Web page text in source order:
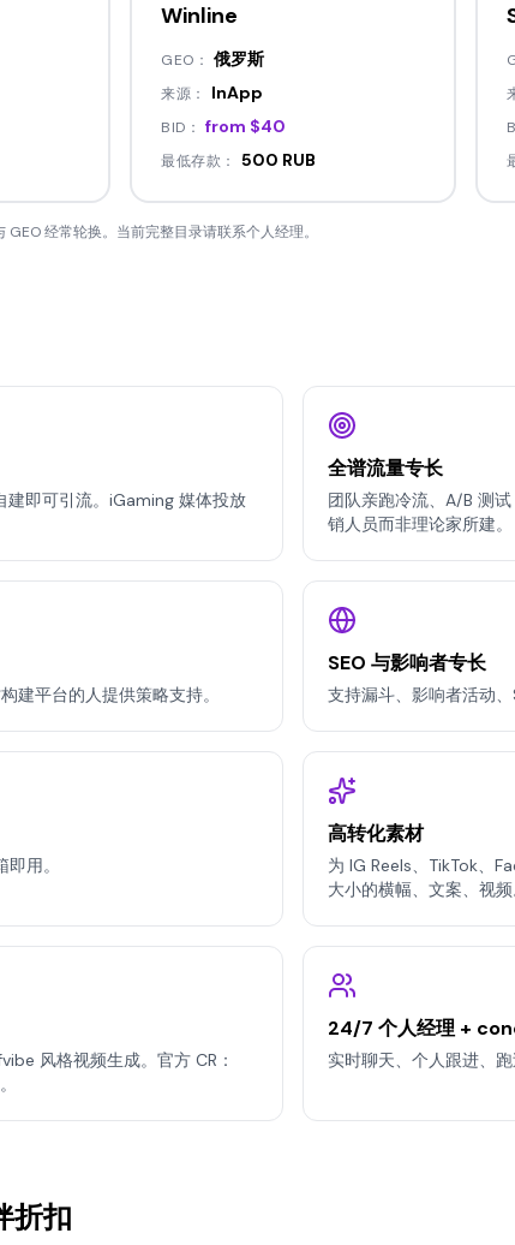
Winline
GEO： 俄罗斯
来源： InApp
BID： from $40
最低存款： 500 RUB
经常轮换。当前完整目录请联系个人经理。
即可引流。iGaming 媒体投放
全谱流量专长
团队亲跑冷流、A/B 测
销人员而非理论家所建。
建平台的人提供策略支持。
SEO 与影响者专长
支持漏斗、影响者活动、
用。
高转化素材
为 IG Reels、TikTok、
大小的横幅、文案、视频
风格视频生成。官方 CR：
24/7 个人经理 +
实时聊天、个人跟进、
折扣